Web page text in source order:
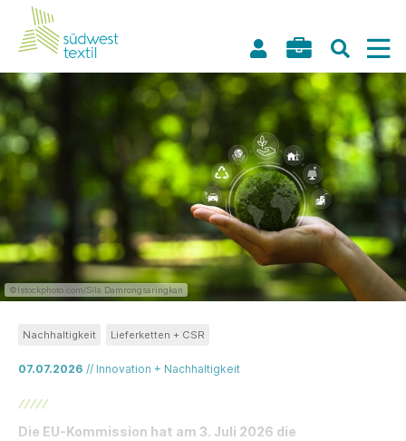
©Istockphoto.com/Sila Damrongsaringkan
07.07.2026 // Innovation + Nachhaltigkeit
Nachhaltigkeit Lieferketten + CSR
Die EU-Kommission hat am 3. Juli 2026 die